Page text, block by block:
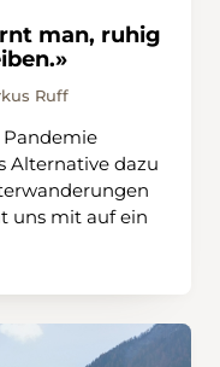
man, ruhig
Ruff
Pandemie
Alternative dazu
uns mit auf ein